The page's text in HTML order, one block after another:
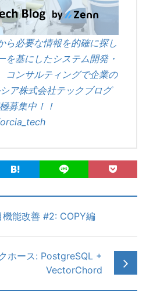
ら必要な情報を的確に探し
を基にしたシステム開発・
コンサルティングで企業の
ア株式会社テックブログ
募集中！！
能改善 #2: COPY編
ホース: PostgreSQL +
VectorChord